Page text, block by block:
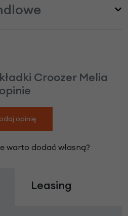
Croozer Melia
opinie
opinię
warto dodać własną?
Leasing